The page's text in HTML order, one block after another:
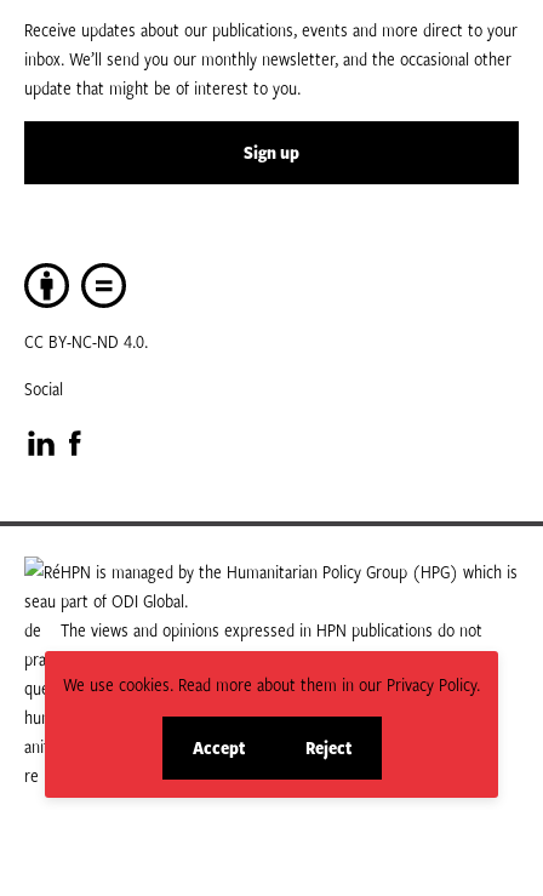
We use cookies. Read more about them in our Privacy Policy.
Accept
site
Reject
site
Receive updates about our publications, events and more direct to your
inbox. We’ll send you our monthly newsletter, and the occasional other
update that might be of interest to you.
Sign up
CC BY-NC-ND 4.0.
Social
Visit
our
LinkedIn
page
Visit
our
Facebook
page
HPN is managed by the Humanitarian Policy Group (HPG) which is
part of ODI Global.
The views and opinions expressed in HPN publications do not
necessarily state or reflect those of HPG or ODI Global.